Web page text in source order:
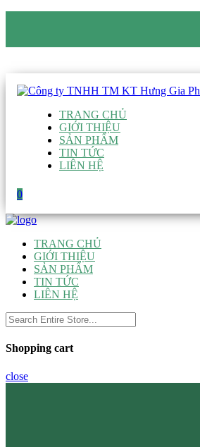
TRANG CHỦ
GIỚI THIỆU
SẢN PHẨM
TIN TỨC
LIÊN HỆ
0
TRANG CHỦ
GIỚI THIỆU
SẢN PHẨM
TIN TỨC
LIÊN HỆ
Shopping cart
close